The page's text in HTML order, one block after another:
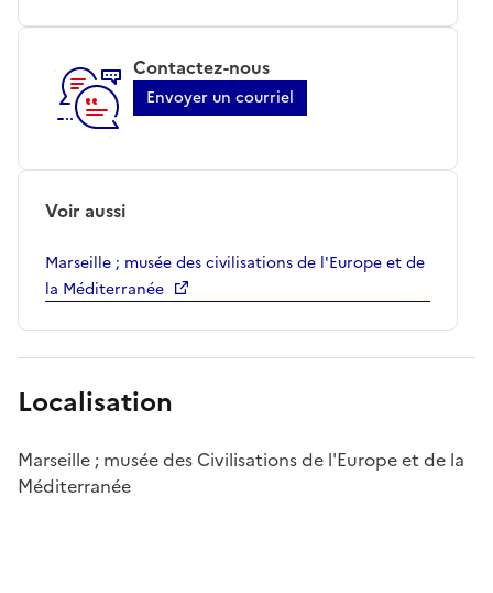
Contactez-nous
Envoyer un courriel
Voir aussi
Marseille ; musée des civilisations de l'Europe et de
la Méditerranée
Localisation
Marseille ; musée des Civilisations de l'Europe et de la
Méditerranée